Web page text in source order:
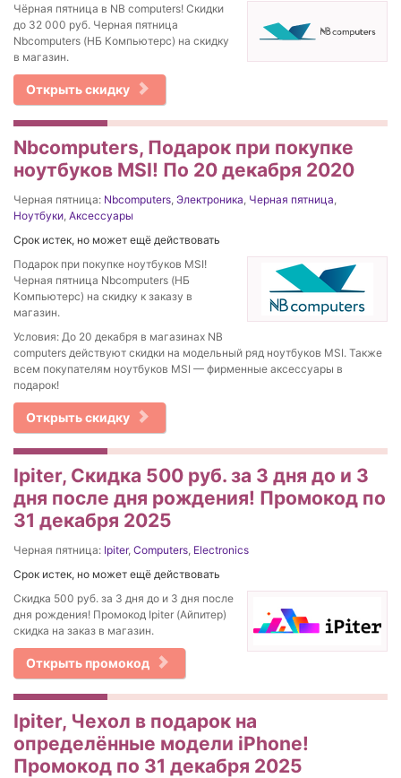
Чёрная пятница в NB computers! Скидки
до 32 000 руб. Черная пятница
Nbcomputers (НБ Компьютерс) на скидку
в магазин.
Открыть скидку
Nbcomputers, Подарок при покупке
ноутбуков MSI! По 20 декабря 2020
Черная пятница: Nbcomputers Электроника Черная пятница
Ноутбуки Аксессуары
Срок истек, но может ещё действовать
Подарок при покупке ноутбуков MSI!
Черная пятница Nbcomputers (НБ
Компьютерс) на скидку к заказу в
магазин.
Условия: До 20 декабря в магазинах NB
computers действуют скидки на модельный ряд ноутбуков MSI. Также
всем покупателям ноутбуков MSI — фирменные аксессуары в
подарок!
Открыть скидку
Ipiter, Скидка 500 руб. за 3 дня до и 3
дня после дня рождения! Промокод по
31 декабря 2025
Черная пятница: Ipiter, Computers Electronics
Срок истек, но может ещё действовать
Скидка 500 руб. за 3 дня до и 3 дня после
дня рождения! Промокод Ipiter (Айпитер)
скидка на заказ в магазин.
Открыть промокод
Ipiter, Чехол в подарок на
определённые модели iPhone!
Промокод по 31 декабря 2025